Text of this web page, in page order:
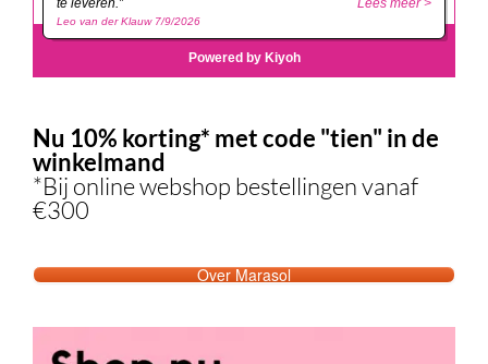
Nu 10% korting* met code "tien" in de
winkelmand
*Bij online webshop bestellingen vanaf
€300
Over Marasol